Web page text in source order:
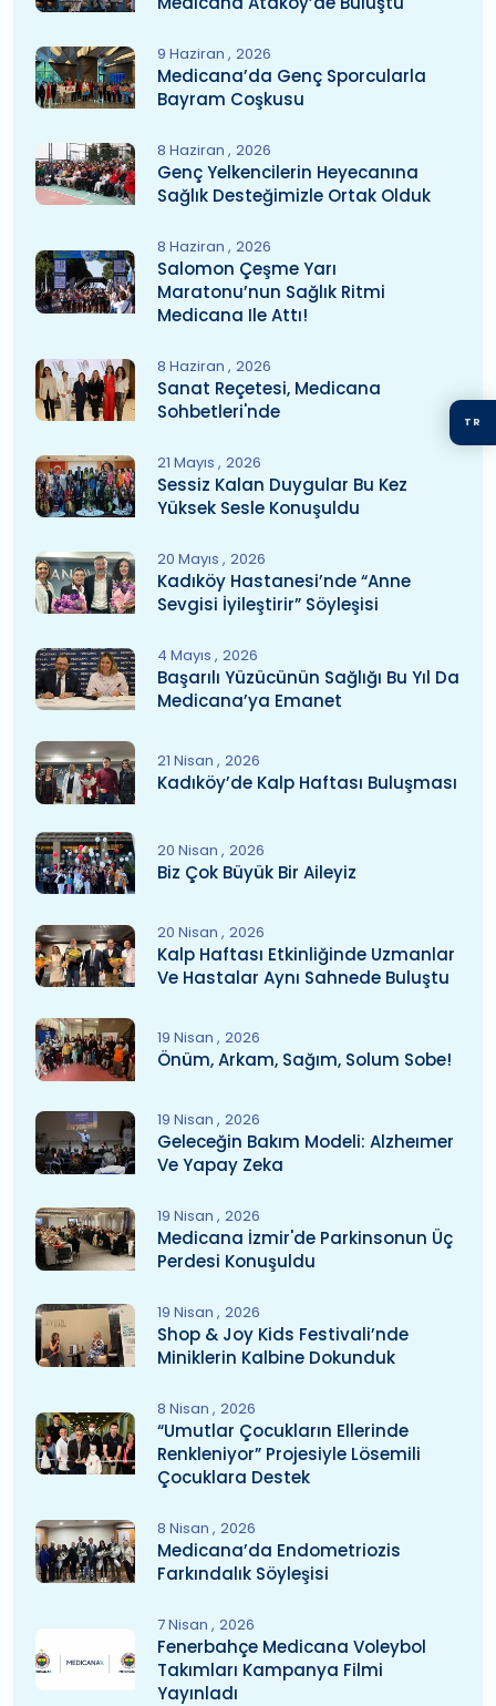
TR
9 Haziran 2026
Medicana’da Genç Sporcularla
Bayram Coşkusu
8 Haziran 2026
Genç Yelkencilerin Heyecanına
Sağlık Desteğimizle Ortak Olduk
8 Haziran 2026
Salomon Çeşme Yarı
Maratonu’nun Sağlık Ritmi
Medicana Ile Attı!
8 Haziran 2026
Sanat Reçetesi, Medicana
Sohbetleri'nde
21 Mayıs 2026
Sessiz Kalan Duygular Bu Kez
Yüksek Sesle Konuşuldu
20 Mayıs 2026
Kadıköy Hastanesi’nde “Anne
Sevgisi İyileştirir” Söyleşisi
4 Mayıs 2026
Başarılı Yüzücünün Sağlığı Bu Yıl Da
Medicana’ya Emanet
21 Nisan 2026
Kadıköy’de Kalp Haftası Buluşması
20 Nisan 2026
Biz Çok Büyük Bir Aileyiz
20 Nisan 2026
Kalp Haftası Etkinliğinde Uzmanlar
Ve Hastalar Aynı Sahnede Buluştu
19 Nisan 2026
Önüm, Arkam, Sağım, Solum Sobe!
19 Nisan 2026
Geleceğin Bakım Modeli: Alzheımer
Ve Yapay Zeka
19 Nisan 2026
Medicana İzmir'de Parkinsonun Üç
Perdesi Konuşuldu
19 Nisan 2026
Shop & Joy Kids Festivali’nde
Miniklerin Kalbine Dokunduk
8 Nisan 2026
“Umutlar Çocukların Ellerinde
Renkleniyor” Projesiyle Lösemili
Çocuklara Destek
8 Nisan 2026
Medicana’da Endometriozis
Farkındalık Söyleşisi
7 Nisan 2026
Fenerbahçe Medicana Voleybol
Takımları Kampanya Filmi
Yayınladı